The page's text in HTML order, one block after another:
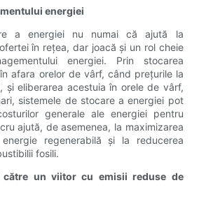
energiei
a energiei nu numai că ajută la
în rețea, dar joacă și un rol cheie
energiei. Prin stocarea
afara orelor de vârf, când prețurile la
și eliberarea acestuia în orele de vârf,
sistemele de stocare a energiei pot
generale ale energiei pentru
ajută, de asemenea, la maximizarea
regenerabilă și la reducerea
fosili.
către un viitor cu emisii reduse de